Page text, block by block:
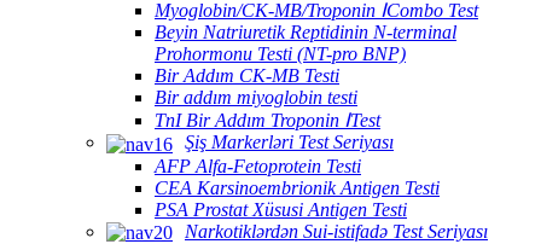
Myoglobin/CK-MB/Troponin ⅠCombo Test
Beyin Natriuretik Reptidinin N-terminal
Prohormonu Testi (NT-pro BNP)
Bir Addım CK-MB Testi
Bir addım miyoglobin testi
TnI Bir Addım Troponin ⅠTest
Şiş Markerləri Test Seriyası
AFP Alfa-Fetoprotein Testi
CEA Karsinoembrionik Antigen Testi
PSA Prostat Xüsusi Antigen Testi
Narkotiklərdən Sui-istifadə Test Seriyası